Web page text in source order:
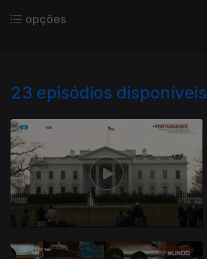
opções
23 episódios disponíveis